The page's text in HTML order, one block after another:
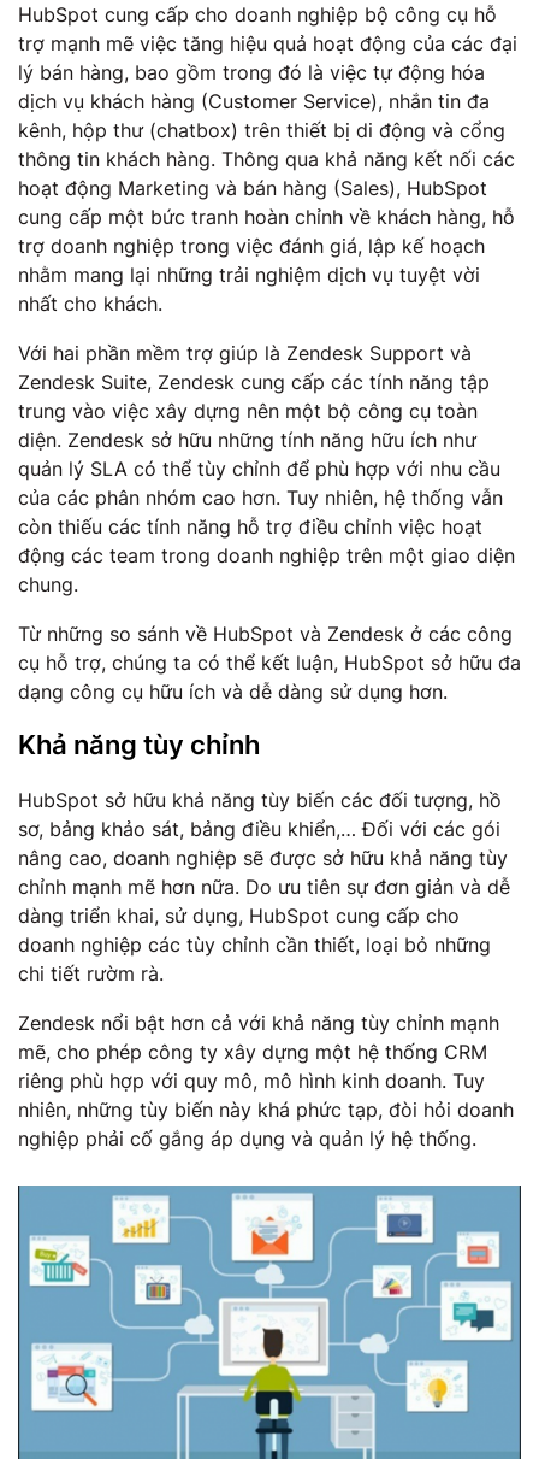
HubSpot cung cấp cho doanh nghiệp bộ công cụ hỗ
trợ mạnh mẽ việc tăng hiệu quả hoạt động của các đại
lý bán hàng, bao gồm trong đó là việc tự động hóa
dịch vụ khách hàng (Customer Service), nhắn tin đa
kênh, hộp thư (chatbox) trên thiết bị di động và cổng
thông tin khách hàng. Thông qua khả năng kết nối các
hoạt động Marketing và bán hàng (Sales), HubSpot
cung cấp một bức tranh hoàn chỉnh về khách hàng, hỗ
trợ doanh nghiệp trong việc đánh giá, lập kế hoạch
nhằm mang lại những trải nghiệm dịch vụ tuyệt vời
nhất cho khách.
Với hai phần mềm trợ giúp là Zendesk Support và
Zendesk Suite, Zendesk cung cấp các tính năng tập
trung vào việc xây dựng nên một bộ công cụ toàn
diện. Zendesk sở hữu những tính năng hữu ích như
quản lý SLA có thể tùy chỉnh để phù hợp với nhu cầu
của các phân nhóm cao hơn. Tuy nhiên, hệ thống vẫn
còn thiếu các tính năng hỗ trợ điều chỉnh việc hoạt
động các team trong doanh nghiệp trên một giao diện
chung.
Từ những so sánh về HubSpot và Zendesk ở các công
cụ hỗ trợ, chúng ta có thể kết luận, HubSpot sở hữu đa
dạng công cụ hữu ích và dễ dàng sử dụng hơn.
Khả năng tùy chỉnh
HubSpot sở hữu khả năng tùy biến các đối tượng, hồ
sơ, bảng khảo sát, bảng điều khiển,… Đối với các gói
nâng cao, doanh nghiệp sẽ được sở hữu khả năng tùy
chỉnh mạnh mẽ hơn nữa. Do ưu tiên sự đơn giản và dễ
dàng triển khai, sử dụng, HubSpot cung cấp cho
doanh nghiệp các tùy chỉnh cần thiết, loại bỏ những
chi tiết rườm rà.
Zendesk nổi bật hơn cả với khả năng tùy chỉnh mạnh
mẽ, cho phép công ty xây dựng một hệ thống CRM
riêng phù hợp với quy mô, mô hình kinh doanh. Tuy
nhiên, những tùy biến này khá phức tạp, đòi hỏi doanh
nghiệp phải cố gắng áp dụng và quản lý hệ thống.